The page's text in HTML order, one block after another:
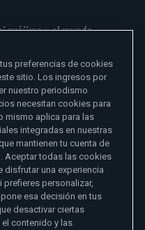
prójimo y al mundo
preferencias de cookies
sitio. Los ingresos por
nuestro periodismo
necesitan cookies para
mismo aplica para las
integradas en nuestras
mantienen tu cuenta de
Aceptar todas las cookies
disfrutar una experiencia
personalizar,
esa decisión en tus
desactivar ciertas
contenido y las